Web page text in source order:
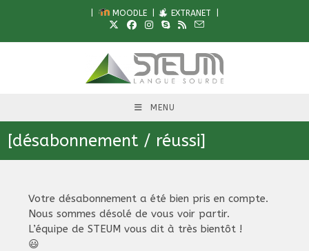
MOODLE| EXTRANET
MENU
[désabonnement / réussi]
Votre désabonnement a été bien pris en compte.
Nous sommes désolé de vous voir partir.
L’équipe de STEUM vous dit à très bientôt !
😃